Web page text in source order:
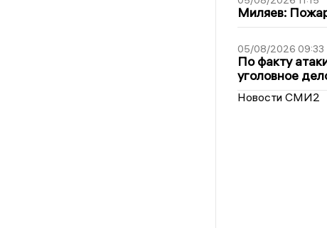
Миляев:
05/08/2026 09:33
По факту
уголовное
Новости СМИ2